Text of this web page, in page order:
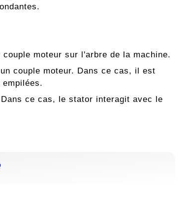
moteur sur l'arbre de la machine.
couple moteur. Dans ce cas, il est
ce cas, le stator interagit avec le